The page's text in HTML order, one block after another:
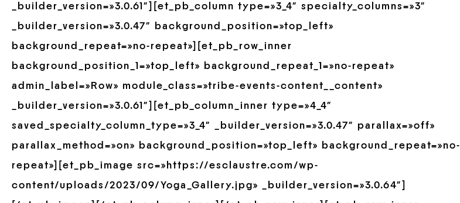
_builder_version=»3.0.61″][et_pb_column type=»3_4″ specialty_columns=»3″
_builder_version=»3.0.47″ background_position=»top_left»
background_repeat=»no-repeat»][et_pb_row_inner
background_position_1=»top_left» background_repeat_1=»no-repeat»
admin_label=»Row» module_class=»tribe-events-content__content»
_builder_version=»3.0.61″][et_pb_column_inner type=»4_4″
saved_specialty_column_type=»3_4″ _builder_version=»3.0.47″ parallax=»off»
parallax_method=»on» background_position=»top_left» background_repeat=»no-
repeat»][et_pb_image src=»https://esclaustre.com/wp-
content/uploads/2023/09/Yoga_Gallery.jpg» _builder_version=»3.0.64″]